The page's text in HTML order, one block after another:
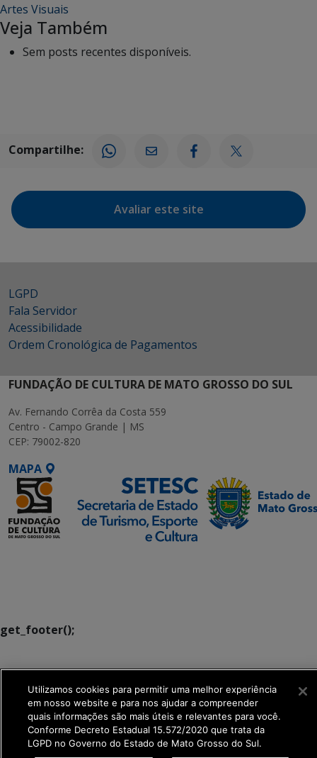
Artes Visuais
Veja Também
Sem posts recentes disponíveis.
Compartilhe:
Avaliar este site
LGPD
Fala Servidor
Acessibilidade
Ordem Cronológica de Pagamentos
FUNDAÇÃO DE CULTURA DE MATO GROSSO DO SUL
Av. Fernando Corrêa da Costa 559
Centro - Campo Grande | MS
CEP: 79002-820
MAPA
get_footer();
Utilizamos cookies para permitir uma melhor experiência
em nosso website e para nos ajudar a compreender
quais informações são mais úteis e relevantes para você.
Conforme Decreto Estadual 15.572/2020 que trata da
LGPD no Governo do Estado de Mato Grosso do Sul.